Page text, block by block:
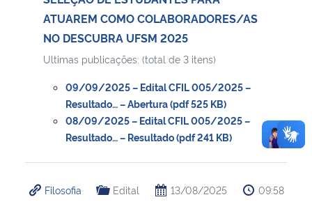
ATUAREM COMO COLABORADORES/AS
NO DESCUBRA UFSM 2025
Ultimas publicações: (total de 3 itens)
09/09/2025 – Edital CFIL 005/2025 –
Resultado… – Abertura (pdf 525 KB)
08/09/2025 – Edital CFIL 005/2025 –
Resultado… – Resultado (pdf 241 KB)
Filosofia Edital 13/08/2025 09:58